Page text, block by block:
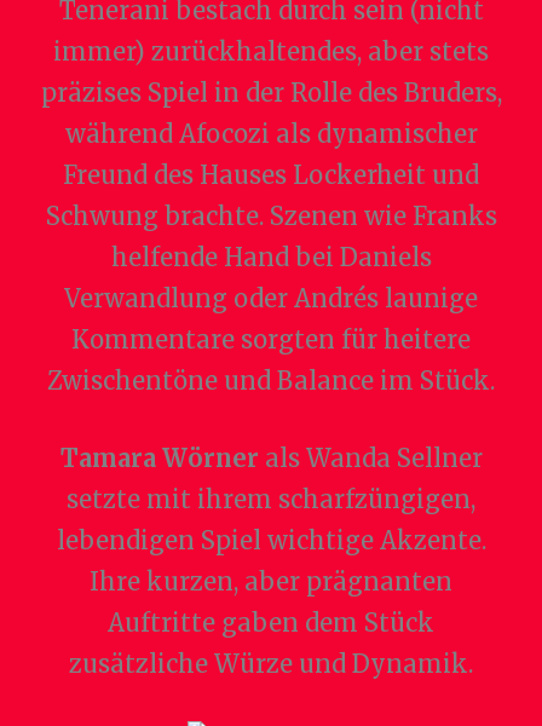
Tenerani bestach durch sein (nicht
immer) zurückhaltendes, aber stets
präzises Spiel in der Rolle des Bruders,
während Afocozi als dynamischer
Freund des Hauses Lockerheit und
Schwung brachte. Szenen wie Franks
helfende Hand bei Daniels
Verwandlung oder Andrés launige
Kommentare sorgten für heitere
Zwischentöne und Balance im Stück.
Tamara Wörner als Wanda Sellner
setzte mit ihrem scharfzüngigen,
lebendigen Spiel wichtige Akzente.
Ihre kurzen, aber prägnanten
Auftritte gaben dem Stück
zusätzliche Würze und Dynamik.